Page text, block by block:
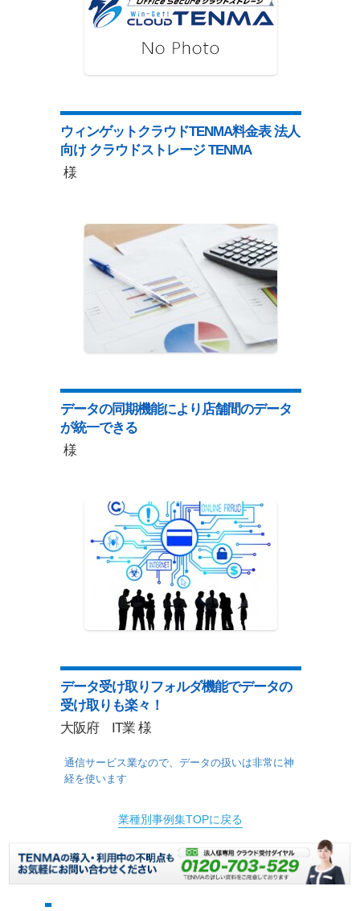
ウィンゲットクラウドTENMA料金表 法人
向け クラウドストレージ TENMA
様
データの同期機能により店舗間のデータ
が統一できる
様
データ受け取りフォルダ機能でデータの
受け取りも楽々！
大阪府 IT業 様
通信サービス業なので、データの扱いは非常に神
経を使います
業種別事例集TOPに戻る